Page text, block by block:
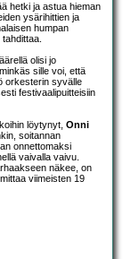
hetki ja astua hieman
ysärihittien ja
humpan
tahdittaa.
olisi jo
sille voi, että
orkesterin syvälle
festivaalipuitteisiin
löytynyt, Onni
soitannan
onnettomaksi
vaivalla vaivu.
näkee, on
viimeisten 19